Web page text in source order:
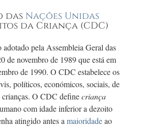
das Nações Unidas
da Criança (CDC)
pela Assembleia Geral das
denovembro de 1989 que está em
de 1990. O CDC estabelece os
políticos, económicos, sociais, de
crianças. O CDC definecriança
com idade inferior a dezoito
atingido antes a maioridadeao